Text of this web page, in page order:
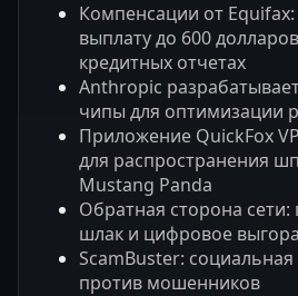
Компенсации от Equifax:
выплату до 600
кредитных отчетах
Anthropic
чипы для оптимизации
Приложение QuickFox
для распространения
Mustang Panda
Обратная сторона
шлак и цифровое
ScamBuster:
против мошенников